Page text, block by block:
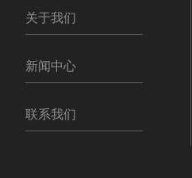
关于我们
新闻中心
联系我们